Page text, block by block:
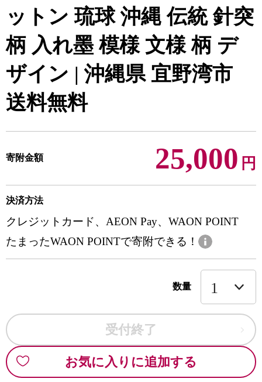
ットン 琉球 沖縄 伝統 針突
柄 入れ墨 模様 文様 柄 デ
ザイン | 沖縄県 宜野湾市
送料無料
寄附金額 25,000 円
決済方法
クレジットカード、AEON Pay、WAON POINT
たまったWAON POINTで寄附できる！
数量
受付終了
お気に入りに追加する